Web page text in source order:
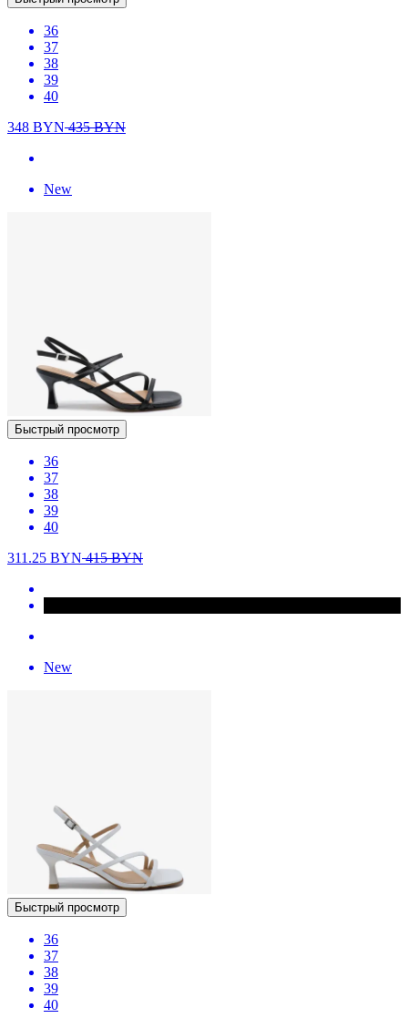
36
37
38
39
40
348 BYN435BYN
New
Быстрый просмотр
36
37
38
39
40
311.25 BYN415BYN
New
Быстрый просмотр
36
37
38
39
40